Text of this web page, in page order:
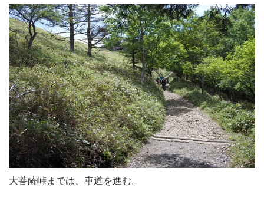
大菩薩峠までは、車道を進む。